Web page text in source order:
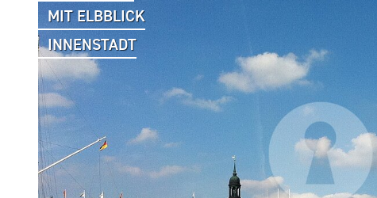
MIT ELBBLICK
INNENSTADT